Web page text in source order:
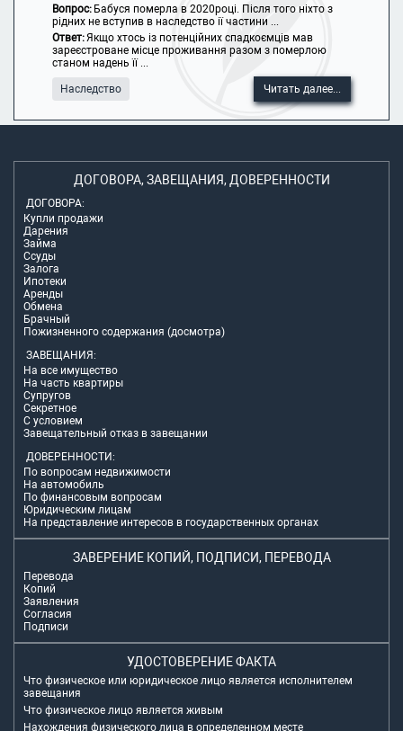
Вопрос: Бабуся померла в 2020році. Після того ніхто з
рідних не вступив в наследство ії частини ...
Ответ:Якщо хтось із потенційних спадкоємців мав
зареєстроване місце проживання разом з померлою
станом надень її ...
Наследство Читать далее...
ДОГОВОРА, ЗАВЕЩАНИЯ, ДОВЕРЕННОСТИ
ДОГОВОРА:
Купли продажи
Дарения
Займа
Ссуды
Залога
Ипотеки
Аренды
Обмена
Брачный
Пожизненного содержания (досмотра)
ЗАВЕЩАНИЯ:
На все имущество
На часть квартиры
Супругов
Секретное
С условием
Завещательный отказ в завещании
ДОВЕРЕННОСТИ:
По вопросам недвижимости
На автомобиль
По финансовым вопросам
Юридическим лицам
На представление интересов в государственных органах
ЗАВЕРЕНИЕ КОПИЙ, ПОДПИСИ, ПЕРЕВОДА
Перевода
Копий
Заявления
Согласия
Подписи
УДОСТОВЕРЕНИЕ ФАКТА
Что физическое или юридическое лицо является исполнителем
завещания
Что физическое лицо является живым
Нахождения физического лица в определенном месте